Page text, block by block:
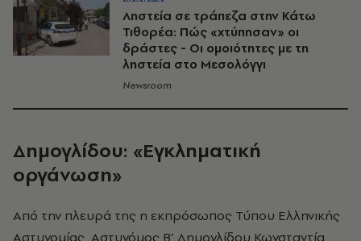
Ληστεία σε τράπεζα στην Κάτω
Τιθορέα: Πώς «χτύπησαν» οι
δράστες - Oι ομοιότητες με τη
ληστεία στο Μεσολόγγι
Newsroom
Δημογλίδου: «Εγκληματική
οργάνωση»
Από την πλευρά της η εκπρόσωπος Τύπου Ελληνικής
Αστυνομίας, Αστυνόμος Β’ Δημογλίδου Κωνσταντία